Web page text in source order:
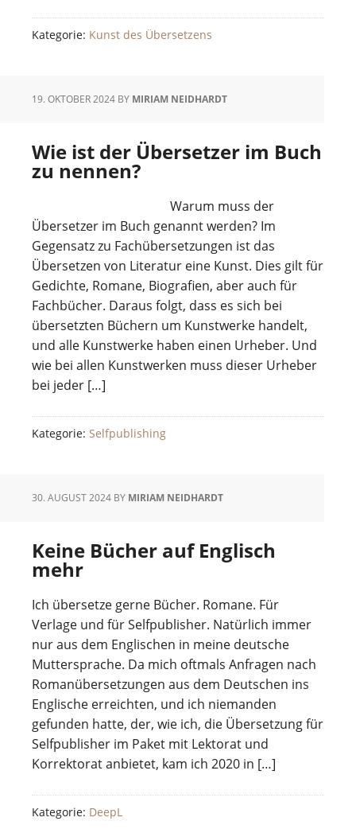
Kategorie: Kunst des Übersetzens
19. OKTOBER 2024 BY MIRIAM NEIDHARDT
Wie ist der Übersetzer im Buch
zu nennen?
Warum muss der
Übersetzer im Buch genannt werden? Im
Gegensatz zu Fachübersetzungen ist das
Übersetzen von Literatur eine Kunst. Dies gilt für
Gedichte, Romane, Biografien, aber auch für
Fachbücher. Daraus folgt, dass es sich bei
übersetzten Büchern um Kunstwerke handelt,
und alle Kunstwerke haben einen Urheber. Und
wie bei allen Kunstwerken muss dieser Urheber
bei jeder […]
Kategorie: Selfpublishing
30. AUGUST 2024 BY MIRIAM NEIDHARDT
Keine Bücher auf Englisch
mehr
Ich übersetze gerne Bücher. Romane. Für
Verlage und für Selfpublisher. Natürlich immer
nur aus dem Englischen in meine deutsche
Muttersprache. Da mich oftmals Anfragen nach
Romanübersetzungen aus dem Deutschen ins
Englische erreichten, und ich niemanden
gefunden hatte, der, wie ich, die Übersetzung für
Selfpublisher im Paket mit Lektorat und
Korrektorat anbietet, kam ich 2020 in […]
Kategorie: DeepL